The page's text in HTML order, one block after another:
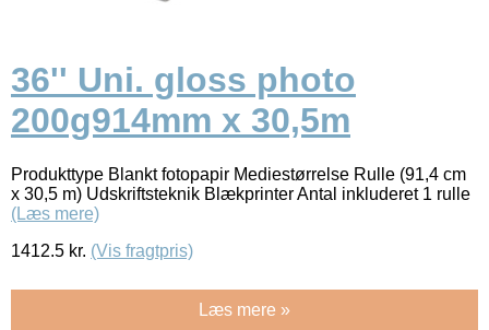
36'' Uni. gloss photo
200g914mm x 30,5m
Produkttype Blankt fotopapir Mediestørrelse Rulle (91,4 cm
x 30,5 m) Udskriftsteknik Blækprinter Antal inkluderet 1 rulle
(Læs mere)
1412.5 kr. (Vis fragtpris)
Læs mere »